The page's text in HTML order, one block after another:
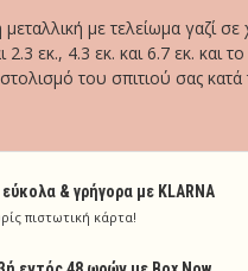
& γρήγορα με KLARNA
πιστωτική κάρτα!
μεταλλική με τελείωμα γαζί
2.3 εκ., 4.3 εκ. και 6.7 εκ. και
του σπιτιού σας